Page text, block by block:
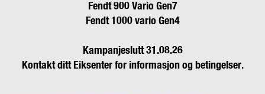
Fendt 900 Vario Gen7
Fendt 1000 vario Gen4
Kampanjeslutt 31.08.26
Kontakt ditt Eiksenter for informasjon og betingelser.